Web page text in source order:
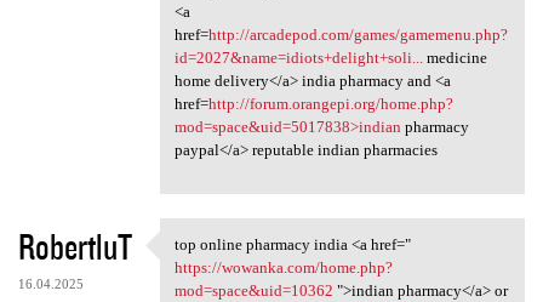
<a
href=http://arcadepod.com/games/gamemenu.php?
id=2027&name=idiots+delight+soli...
medicine
home delivery</a> india pharmacy and <a
href=http://forum.orangepi.org/home.php?
mod=space&uid=5017838>indian pharmacy
paypal</a> reputable indian pharmacies
RobertluT
16.04.2025
top online pharmacy india <a
top online pharmacy india <a href="
https://wowanka.com/home.php?
mod=space&uid=10362 ">indian pharmacy</a> or